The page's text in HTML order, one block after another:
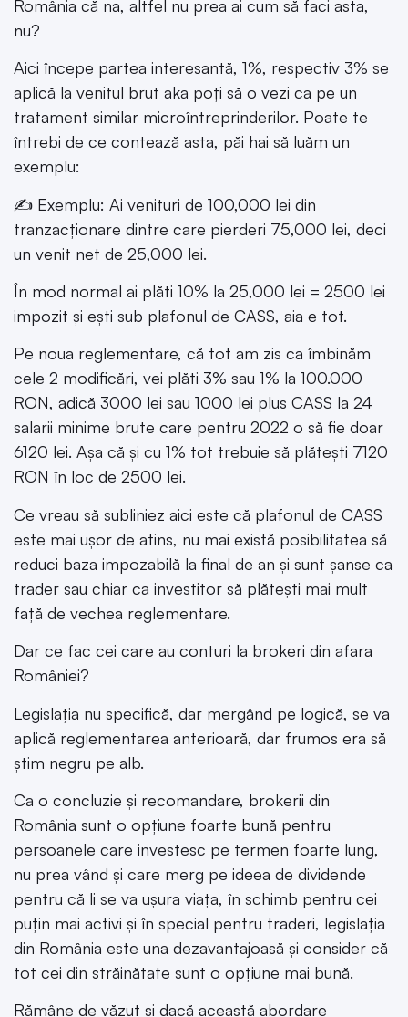
România că na, altfel nu prea ai cum să faci asta,
nu?
Aici începe partea interesantă, 1%, respectiv 3% se
aplică la venitul brut aka poți să o vezi ca pe un
tratament similar microîntreprinderilor. Poate te
întrebi de ce contează asta, păi hai să luăm un
exemplu:
✍ Exemplu: Ai venituri de 100,000 lei din
tranzacționare dintre care pierderi 75,000 lei, deci
un venit net de 25,000 lei.
În mod normal ai plăti 10% la 25,000 lei = 2500 lei
impozit și ești sub plafonul de CASS, aia e tot.
Pe noua reglementare, că tot am zis ca îmbinăm
cele 2 modificări, vei plăti 3% sau 1% la 100.000
RON, adică 3000 lei sau 1000 lei plus CASS la 24
salarii minime brute care pentru 2022 o să fie doar
6120 lei. Așa că și cu 1% tot trebuie să plătești 7120
RON în loc de 2500 lei.
Ce vreau să subliniez aici este că plafonul de CASS
este mai ușor de atins, nu mai există posibilitatea să
reduci baza impozabilă la final de an și sunt șanse ca
trader sau chiar ca investitor să plătești mai mult
față de vechea reglementare.
Dar ce fac cei care au conturi la brokeri din afara
României?
Legislația nu specifică, dar mergând pe logică, se va
aplică reglementarea anterioară, dar frumos era să
știm negru pe alb.
Ca o concluzie și recomandare, brokerii din
România sunt o opțiune foarte bună pentru
persoanele care investesc pe termen foarte lung,
nu prea vând și care merg pe ideea de dividende
pentru că li se va ușura viața, în schimb pentru cei
puțin mai activi și în special pentru traderi, legislația
din România este una dezavantajoasă și consider că
tot cei din străinătate sunt o opțiune mai bună.
Rămâne de văzut și dacă această abordare